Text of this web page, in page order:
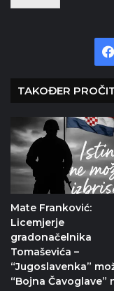
TAKOĐER
Mate Franković:
Licemjerje
gradonačelnika
Tomaševića –
“Jugoslavenka”
“Bojna Čavoglave”